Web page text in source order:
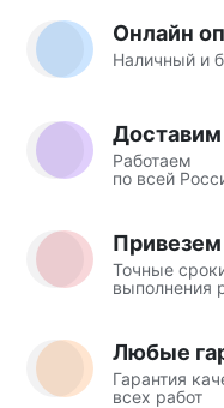
Онлайн
Наличный и
Доставим
Работаем
по всей
Точные
выполнения
Любые
Гарантия
всех работ